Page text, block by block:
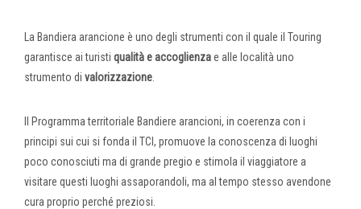
La Bandiera arancione è uno degli strumenti con il quale il Touring
garantisce ai turisti qualità e accoglienzae alle località uno
strumento di valorizzazione
Il Programma territoriale Bandiere arancioni, in coerenza con i
principi sui cui si fonda il TCI, promuove la conoscenza di luoghi
poco conosciuti ma di grande pregio e stimola il viaggiatore a
visitare questi luoghi assaporandoli, ma al tempo stesso avendone
cura proprio perché preziosi.